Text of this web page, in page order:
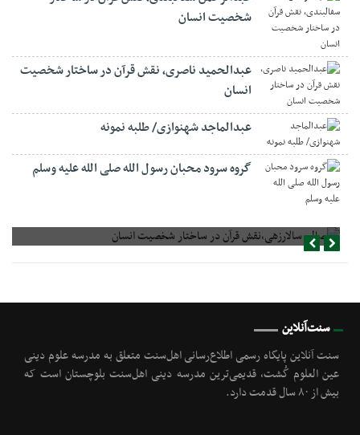
شخصیت انسان
عبدالحمید ناصری، نقش قرآن در ساختار شخصیت
انسان
عبدالماجد شهنوازی/ طلبه نمونه
گروه سرود محبان رسول الله صلی الله علیه وسلم
صالح سالارزهی،‌نقش قرآن در ساختار شخصیت انسان
سنت‌آنلاین
سنت آنلاین پایگاه رسمی اطلاع‌رسانی اهل‌سنت متعلق به مدرسه علوم دینی
عین العلوم گُشت, قدیمی‌ترین مدرسه دینی اهل‌سنت بلوچستان است که
بیش از ۸۰ سال قدمت دارد.